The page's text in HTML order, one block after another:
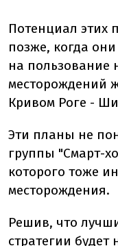
Потенциал этих
позже, когда
на пользование
месторождений
Кривом Роге -
Эти планы не
группы "Смарт-
которого тоже
месторождения.
Решив, что
стратегии